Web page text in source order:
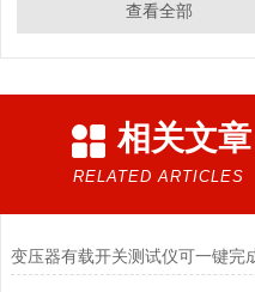
查看全部
相关文章
RELATED ARTICLES